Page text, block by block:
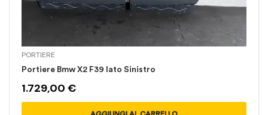
PORTIERE
Portiere Bmw X2 F39 lato Sinistro
1.729,00 €